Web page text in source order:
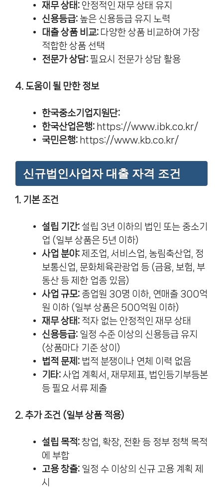
재무 상태: 안정적인 재무 상태 유지
신용등급: 높은 신용등급 유지 노력
대출 상품 비교: 다양한 상품 비교하여 가장
적합한 상품 선택
전문가 상담: 필요시 전문가 상담 활용
4. 도움이 될 만한 정보
한국중소기업지원단:
한국산업은행: https://www.ibk.co.kr/
국민은행: https://www.kb.co.kr/
신규법인사업자 대출 자격 조건
1. 기본 조건
설립 기간: 설립 3년 이하의 법인 또는 중소기
업 (일부 상품은 5년 이하)
사업 분야: 제조업, 서비스업, 농림축산업, 정
보통신업, 문화체육관광업 등 (금융, 보험, 부
동산 등 제한 업종 있음)
사업 규모: 종업원 30명 이하, 연매출 300억
원 이하 (일부 상품은 500억원 이하)
재무 상태: 적자 없는 안정적인 재무 상태
신용등급: 일정 수준 이상의 신용등급 유지
(상품마다 기준 상이)
법적 문제: 법적 분쟁이나 연체 이력 없음
기타: 사업 계획서, 재무제표, 법인등기부등본
등 필요 서류 제출
2. 추가 조건 (일부 상품 적용)
설립 목적: 창업, 확장, 전환 등 정부 정책 목적
에 부합
고용 창출: 일정 수 이상의 신규 고용 계획 제
시